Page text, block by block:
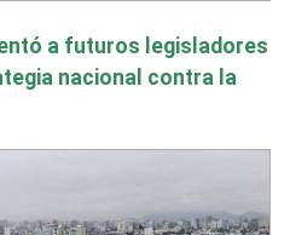
a futuros legisladores
nacional contra la